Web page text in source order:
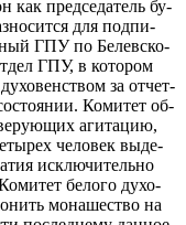
как пред­се­да­тель бу­
для под­пи­
ГПУ по Белев­ско­
ГПУ, в ко­то­ром
за от­чет­
Ко­ми­тет об­
аги­та­цию,
че­ло­век вы­де­
ис­клю­чи­тель­но
бе­ло­го ду­хо­
мо­на­ше­ство на